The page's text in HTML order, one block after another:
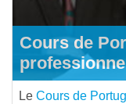
Cours de
Le Cours de